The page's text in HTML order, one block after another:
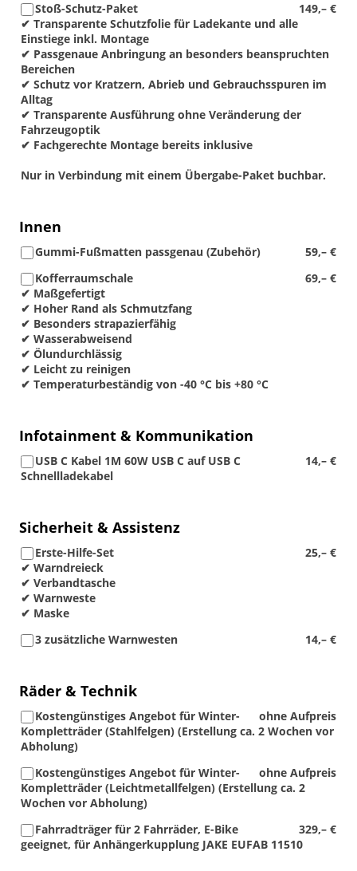
149,– €
Stoß-Schutz-Paket
✔ Transparente Schutzfolie für Ladekante und alle
Einstiege inkl. Montage
✔ Passgenaue Anbringung an besonders beanspruchten
Bereichen
✔ Schutz vor Kratzern, Abrieb und Gebrauchsspuren im
Alltag
✔ Transparente Ausführung ohne Veränderung der
Fahrzeugoptik
✔ Fachgerechte Montage bereits inklusive
Nur in Verbindung mit einem Übergabe-Paket buchbar.
Innen
59,– €
Gummi-Fußmatten passgenau (Zubehör)
69,– €
Kofferraumschale
✔ Maßgefertigt
✔ Hoher Rand als Schmutzfang
✔ Besonders strapazierfähig
✔ Wasserabweisend
✔ Ölundurchlässig
✔ Leicht zu reinigen
✔ Temperaturbeständig von -40 °C bis +80 °C
Infotainment & Kommunikation
14,– €
USB C Kabel 1M 60W USB C auf USB C
Schnellladekabel
Sicherheit & Assistenz
25,– €
Erste-Hilfe-Set
✔ Warndreieck
✔ Verbandtasche
✔ Warnweste
✔ Maske
14,– €
3 zusätzliche Warnwesten
Räder & Technik
ohne Aufpreis
Kostengünstiges Angebot für Winter-
Kompletträder (Stahlfelgen) (Erstellung ca. 2 Wochen vor
Abholung)
ohne Aufpreis
Kostengünstiges Angebot für Winter-
Kompletträder (Leichtmetallfelgen) (Erstellung ca. 2
Wochen vor Abholung)
329,– €
Fahrradträger für 2 Fahrräder, E-Bike
geeignet, für Anhängerkupplung JAKE EUFAB 11510